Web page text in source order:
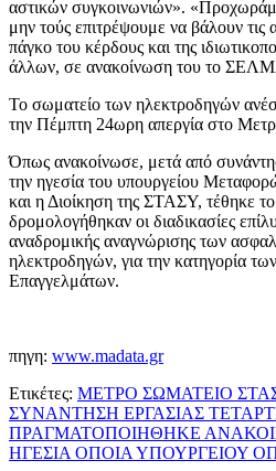
αστικών συγκοινωνιών».
μην τούς επιτρέψουμε να βάλουν τις
πάγκο του κέρδους και της
άλλων, σε ανακοίνωση του το
Το σωματείο των ηλεκτροδηγών
την Πέμπτη 24ωρη απεργία στο
Όπως ανακοίνωσε, μετά από
την ηγεσία του υπουργείου
και η Διοίκηση της ΣΤΑΣΥ, τέθηκε το
δρομολογήθηκαν οι διαδικασίες
αναδρομικής αναγνώρισης των
ηλεκτροδηγών, για την κατηγορία
Επαγγελμάτων.
πηγη: www.madata.gr
Ετικέτες: ΜΕΤΡΟ ΣΩΜΑΤΕΙΟ
ΣΥΝΑΝΤΗΣΗ ΕΡΓΑΣΙΑΣ
ΠΡΑΓΜΑΤΟΠΟΙΗΘΗΚΕ
ΗΓΕΣΙΑ ΟΠΟΙΑ ΥΠΟΥΡΓΕΙΟΥ